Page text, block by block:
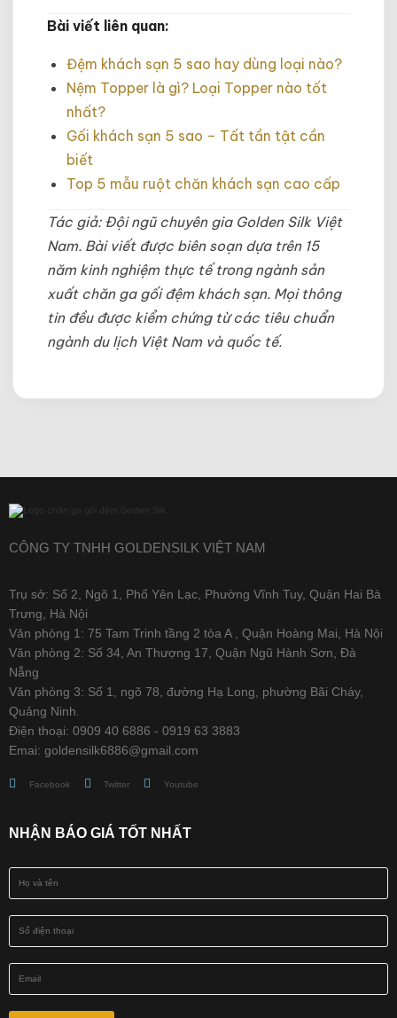
Bài viết liên quan:
Đệm khách sạn 5 sao hay dùng loại nào?
Nệm Topper là gì? Loại Topper nào tốt
nhất?
Gối khách sạn 5 sao – Tất tần tật cần
biết
Top 5 mẫu ruột chăn khách sạn cao cấp
Tác giả: Đội ngũ chuyên gia Golden Silk Việt
Nam. Bài viết được biên soạn dựa trên 15
năm kinh nghiệm thực tế trong ngành sản
xuất chăn ga gối đệm khách sạn. Mọi thông
tin đều được kiểm chứng từ các tiêu chuẩn
ngành du lịch Việt Nam và quốc tế.
CÔNG TY TNHH GOLDENSILK VIỆT NAM
Trụ sở: Số 2, Ngõ 1, Phố Yên Lạc, Phường Vĩnh Tuy, Quận Hai Bà
Trưng, Hà Nội
Văn phòng 1: 75 Tam Trinh tầng 2 tòa A , Quận Hoàng Mai, Hà Nội
Văn phòng 2: Số 34, An Thượng 17, Quận Ngũ Hành Sơn, Đà
Nẵng
Văn phòng 3: Số 1, ngõ 78, đường Hạ Long, phường Bãi Cháy,
Quảng Ninh.
Điện thoại: 0909 40 6886 - 0919 63 3883
Emai: goldensilk6886@gmail.com
Facebook Twitter Youtube
NHẬN BÁO GIÁ TỐT NHẤT